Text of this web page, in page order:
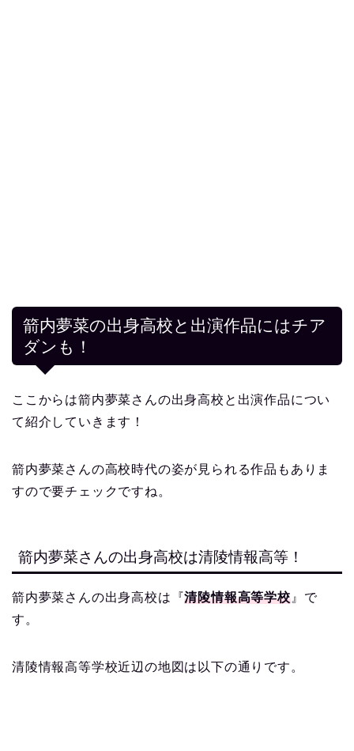
箭内夢菜の出身高校と出演作品にはチア
ダンも！
ここからは箭内夢菜さんの出身高校と出演作品につい
て紹介していきます！
箭内夢菜さんの高校時代の姿が見られる作品もありま
すので要チェックですね。
箭内夢菜さんの出身高校は清陵情報高等！
箭内夢菜さんの出身高校は『清陵情報高等学校』で
す。
清陵情報高等学校近辺の地図は以下の通りです。